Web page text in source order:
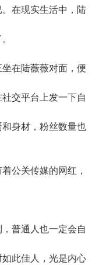
在现实生活中，陆
在陆薇薇对面，便
交平台上发一下自
身材，粉丝数量也
公关传媒的网红，
普通人也一定会自
此佳人，光是内心